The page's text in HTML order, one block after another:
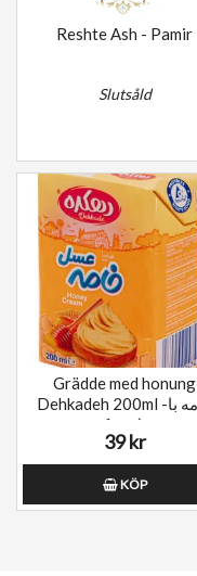
Reshte Ash - Pamir
Slutsåld
Grädde med honung
Dehkadeh 200ml -خامه با
عسل دهکده
39 kr
KÖP